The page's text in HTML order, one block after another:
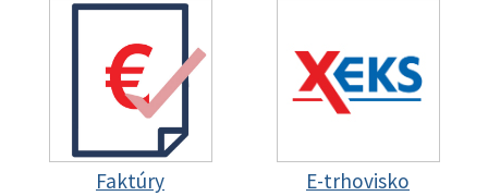
Faktúry E-trhovisko